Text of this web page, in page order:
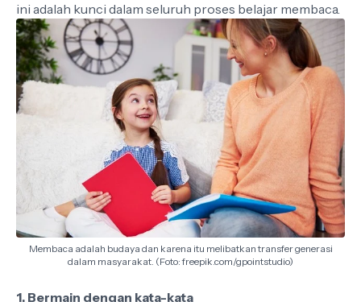
ini adalah kunci dalam seluruh proses belajar membaca.
Membaca adalah budaya dan karena itu melibatkan transfer generasi
dalam masyarakat. (Foto: freepik.com/gpointstudio)
1. Bermain dengan kata-kata